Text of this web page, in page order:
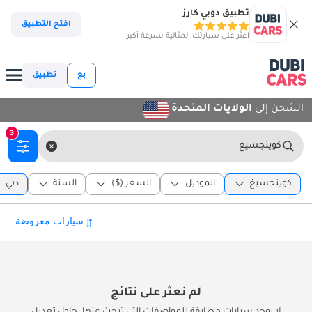
تطبيق دوبي كارز
اعثر على سيارتك المثالية بسرعة أكبر
افتح التطبيق
بع تطبيق
الشحن إلى الولايات المتحدة
كوينجسيغ
3
كوينجسيغ الموديل السعر ($) السنة دبي
لم نعثر على نتائج